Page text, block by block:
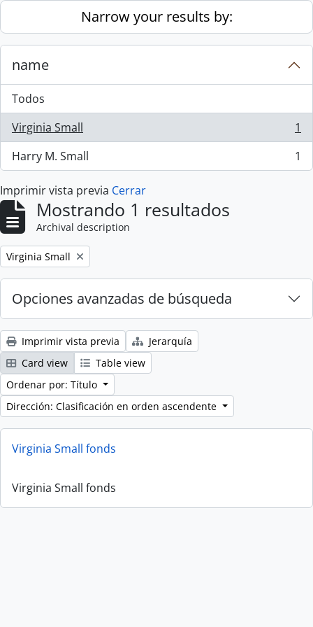
Skip to main contentNarrow your results by:
name
Todos
Virginia Small
, 1 resultados
1
Harry M. Small
, 1 resultados 1
Imprimir vista previa Cerrar
Mostrando 1 resultados
Archival description
Remove filter:
Virginia Small
Opciones avanzadas de búsqueda
Imprimir vista previa
Jerarquía
Card view
Table view
Ordenar por: Título
Dirección: Clasificación en orden ascendente
Virginia Small fonds
Virginia Small fonds